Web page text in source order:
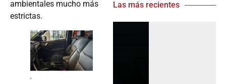
ambientales mucho más
estrictas.
.
Las más recientes